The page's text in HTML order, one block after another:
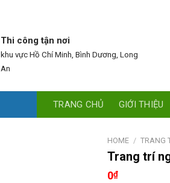
Thi công tận nơi
khu vực Hồ Chí Minh, Bình Dương, Long
An
TRANG CHỦ GIỚI THIỆU
HOME / TRANG
Trang trí
0₫